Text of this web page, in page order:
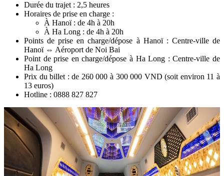
Durée du trajet : 2,5 heures
Horaires de prise en charge :
À Hanoï : de 4h à 20h
À Ha Long : de 4h à 20h
Points de prise en charge/dépose à Hanoï : Centre-ville de
Hanoï ⇔ Aéroport de Noi Bai
Point de prise en charge/dépose à Ha Long : Centre-ville de
Ha Long
Prix du billet : de 260 000 à 300 000 VND (soit environ 11 à
13 euros)
Hotline : 0888 827 827